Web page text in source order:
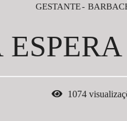
GESTANTE
1074